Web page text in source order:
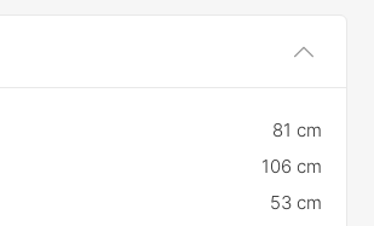
81 cm
106 cm
53 cm